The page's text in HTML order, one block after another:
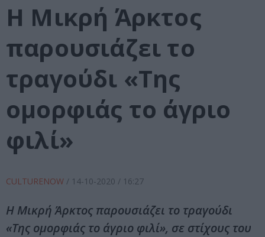
Η Μικρή Άρκτος
παρουσιάζει το
τραγούδι «Της
ομορφιάς το άγριο
φιλί»
CULTURENOW / 14-10-2020 / 16:27
Η Μικρή Άρκτος παρουσιάζει το τραγούδι
«Της ομορφιάς το άγριο φιλί», σε στίχους του